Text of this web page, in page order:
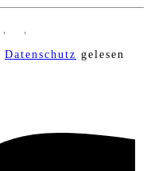
Datenschutz gelesen